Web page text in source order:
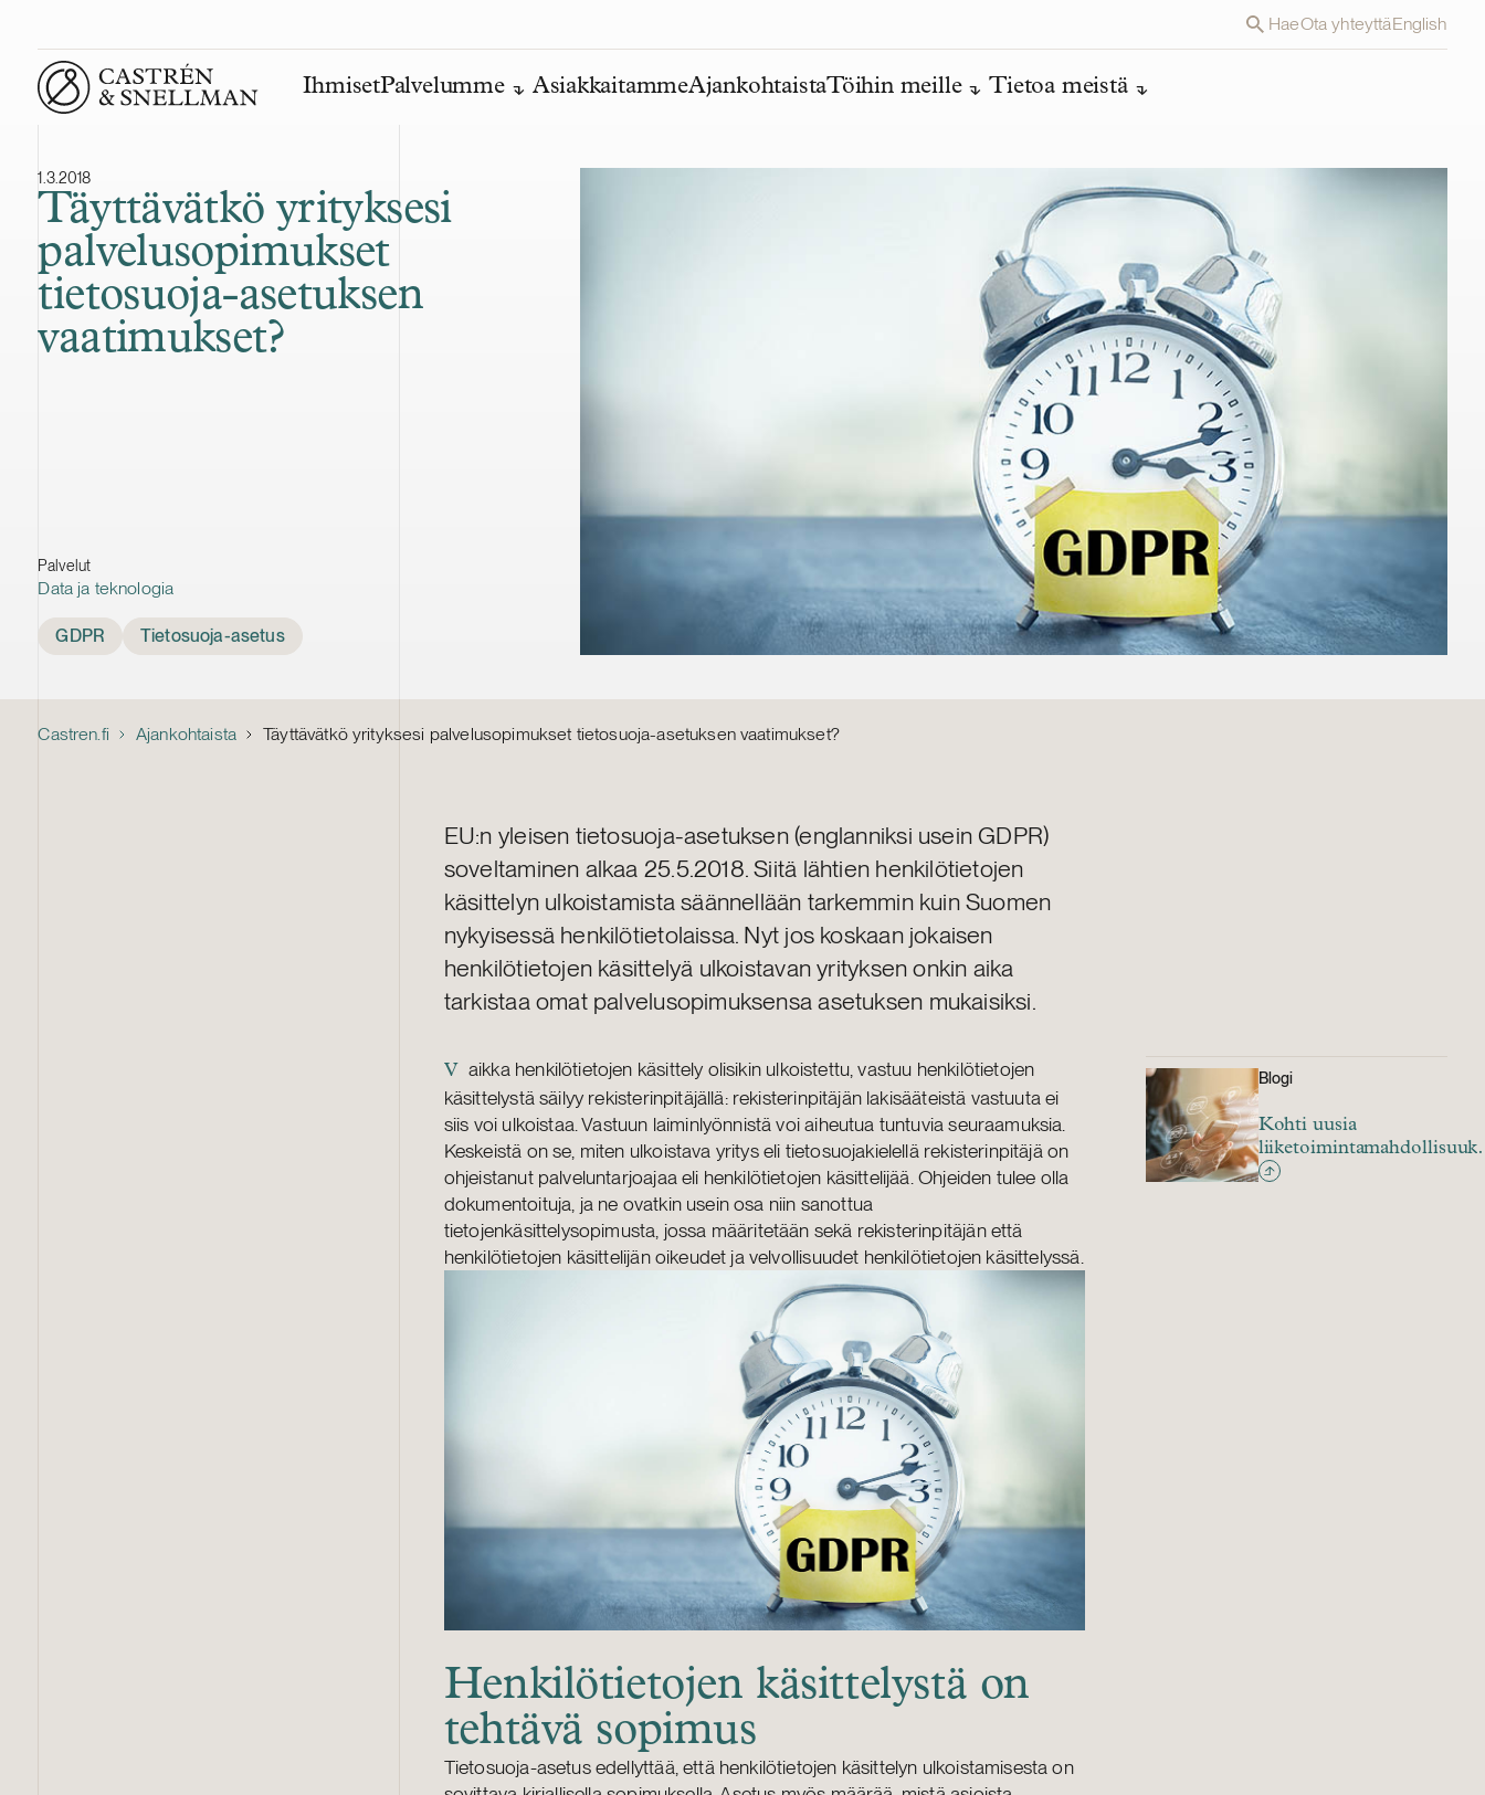
HaeOta yhteyttäEnglish
Front page
IhmisetPalvelumme AsiakkaitammeAjankohtaistaTöihin meille Tietoa meistä
1.3.2018
Täyttävätkö yrityksesi
palvelusopimukset
tietosuoja-asetuksen
vaatimukset?
Palvelut
Data ja teknologia
GDPR Tietosuoja-asetus
Castren.fi Ajankohtaista Täyttävätkö yrityksesi palvelusopimukset tietosuoja-asetuksen vaatimukset?
EU:n yleisen tietosuoja-asetuksen (englanniksi usein GDPR)
soveltaminen alkaa 25.5.2018. Siitä lähtien henkilötietojen
käsittelyn ulkoistamista säännellään tarkemmin kuin Suomen
nykyisessä henkilötietolaissa. Nyt jos koskaan jokaisen
henkilötietojen käsittelyä ulkoistavan yrityksen onkin aika
tarkistaa omat palvelusopimuksensa asetuksen mukaisiksi.
V aikka henkilötietojen käsittely olisikin ulkoistettu, vastuu henkilötietojen
käsittelystä säilyy rekisterinpitäjällä: rekisterinpitäjän lakisääteistä vastuuta ei
siis voi ulkoistaa. Vastuun laiminlyönnistä voi aiheutua tuntuvia seuraamuksia.
Keskeistä on se, miten ulkoistava yritys eli tietosuojakielellä rekisterinpitäjä on
ohjeistanut palveluntarjoajaa eli henkilötietojen käsittelijää. Ohjeiden tulee olla
dokumentoituja, ja ne ovatkin usein osa niin sanottua
tietojenkäsittelysopimusta, jossa määritetään sekä rekisterinpitäjän että
henkilötietojen käsittelijän oikeudet ja velvollisuudet henkilötietojen käsittelyssä.
Henkilötietojen käsittelystä on
tehtävä sopimus
Tietosuoja-asetus edellyttää, että henkilötietojen käsittelyn ulkoistamisesta on
Blogi
Kohti uusia
näin hallitset